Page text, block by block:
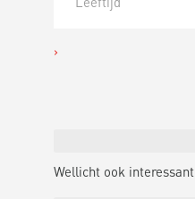
Wellicht ook interessant